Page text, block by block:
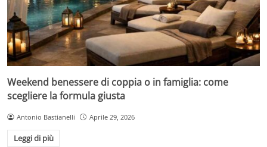
Weekend benessere di coppia o in famiglia: come
scegliere la formula giusta
Antonio Bastianelli Aprile 29, 2026
Leggi di più